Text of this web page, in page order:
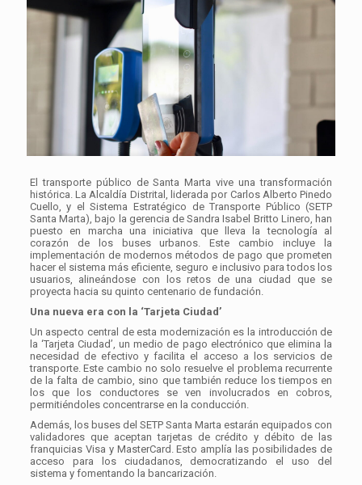
El transporte público de Santa Marta vive una transformación
histórica. La Alcaldía Distrital, liderada por Carlos Alberto Pinedo
Cuello, y el Sistema Estratégico de Transporte Público (SETP
Santa Marta), bajo la gerencia de Sandra Isabel Britto Linero, han
puesto en marcha una iniciativa que lleva la tecnología al
corazón de los buses urbanos. Este cambio incluye la
implementación de modernos métodos de pago que prometen
hacer el sistema más eficiente, seguro e inclusivo para todos los
usuarios, alineándose con los retos de una ciudad que se
proyecta hacia su quinto centenario de fundación.
Una nueva era con la ‘Tarjeta Ciudad’
Un aspecto central de esta modernización es la introducción de
la ‘Tarjeta Ciudad’, un medio de pago electrónico que elimina la
necesidad de efectivo y facilita el acceso a los servicios de
transporte. Este cambio no solo resuelve el problema recurrente
de la falta de cambio, sino que también reduce los tiempos en
los que los conductores se ven involucrados en cobros,
permitiéndoles concentrarse en la conducción.
Además, los buses del SETP Santa Marta estarán equipados con
validadores que aceptan tarjetas de crédito y débito de las
franquicias Visa y MasterCard. Esto amplía las posibilidades de
acceso para los ciudadanos, democratizando el uso del
sistema y fomentando la bancarización.